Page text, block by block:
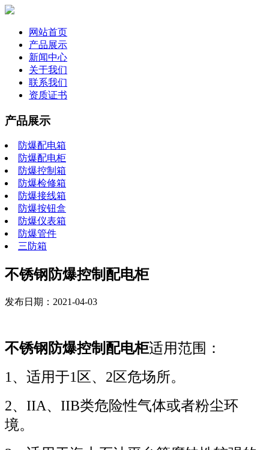
网站首页
产品展示
新闻中心
关于我们
联系我们
资质证书
产品展示
防爆配电箱
防爆配电柜
防爆控制箱
防爆检修箱
防爆接线箱
防爆按钮盒
防爆仪表箱
防爆管件
三防箱
不锈钢防爆控制配电柜
发布日期：2021-04-03
不锈钢防爆控制配电柜适用范围：
1、适用于1区、2区危场所。
2、IIA、IIB类危险性气体或者粉尘环
境。